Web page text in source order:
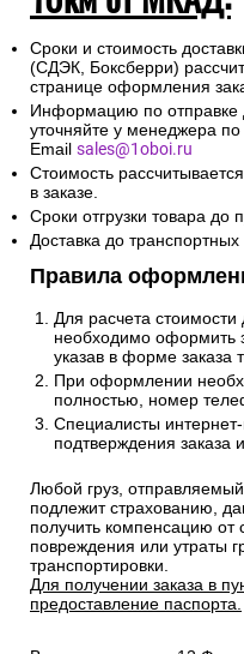
Сроки и стоимость
(СДЭК, Боксберри)
странице оформления
Информацию по отправке
уточняйте у менеджера
Email sales@1oboi.ru
Стоимость
в заказе.
Сроки отгрузки товара до
Доставка до
Правила
Для расчета
необходимо оформить
указав в форме заказа
При оформлении
полностью, номер
Специалисты
подтверждения заказа
Любой груз,
подлежит страхованию,
получить компенсацию от
повреждения или утраты
транспортировки.
Для получении заказа в
предоставление паспорта.